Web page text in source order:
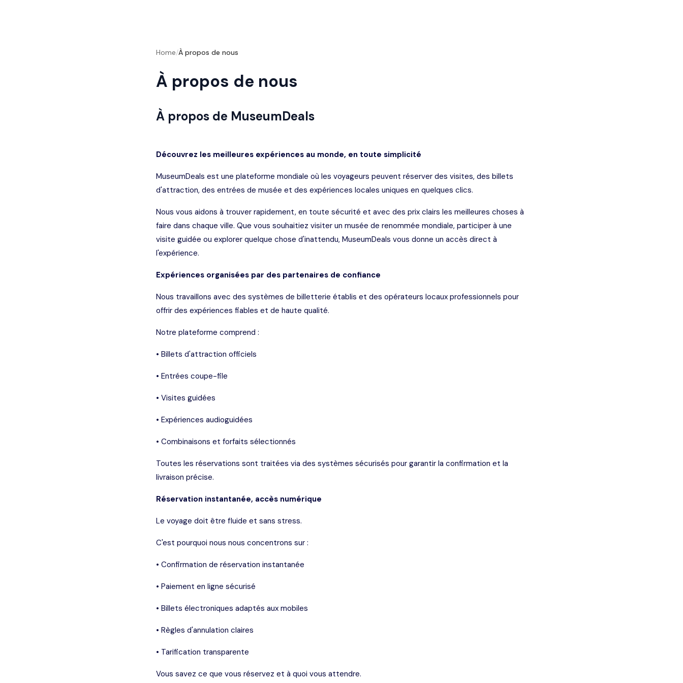
Home/À propos de nous
À propos de nous
À propos de MuseumDeals
Découvrez les meilleures expériences au monde, en toute simplicité
MuseumDeals est une plateforme mondiale où les voyageurs peuvent réserver des visites, des billets
d'attraction, des entrées de musée et des expériences locales uniques en quelques clics.
Nous vous aidons à trouver rapidement, en toute sécurité et avec des prix clairs les meilleures choses à
faire dans chaque ville. Que vous souhaitiez visiter un musée de renommée mondiale, participer à une
visite guidée ou explorer quelque chose d'inattendu, MuseumDeals vous donne un accès direct à
l'expérience.
Expériences organisées par des partenaires de confiance
Nous travaillons avec des systèmes de billetterie établis et des opérateurs locaux professionnels pour
offrir des expériences fiables et de haute qualité.
Notre plateforme comprend :
• Billets d'attraction officiels
• Entrées coupe-file
• Visites guidées
• Expériences audioguidées
• Combinaisons et forfaits sélectionnés
Toutes les réservations sont traitées via des systèmes sécurisés pour garantir la confirmation et la
livraison précise.
Réservation instantanée, accès numérique
Le voyage doit être fluide et sans stress.
C'est pourquoi nous nous concentrons sur :
• Confirmation de réservation instantanée
• Paiement en ligne sécurisé
• Billets électroniques adaptés aux mobiles
• Règles d'annulation claires
• Tarification transparente
Vous savez ce que vous réservez et à quoi vous attendre.